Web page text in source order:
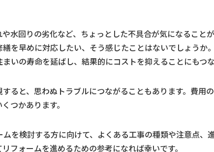
水回りの劣化など、ちょっとした不具合が気になること
を早めに対応したい、そう感じたことはないでしょうか
いの寿命を延ばし、結果的にコストを抑えることにもつな
ると、思わぬトラブルにつながることもあります。費用
つかあります。
を検討する方に向けて、よくある工事の種類や注意点、
フォームを進めるための参考になれば幸いです。